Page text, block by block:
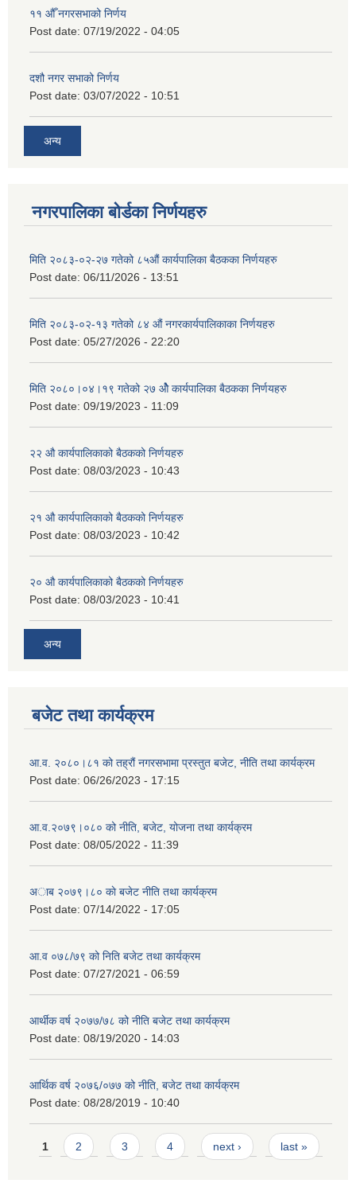
११ ‌औँ नगरसभाको निर्णय
Post date: 07/19/2022 - 04:05
दशौ नगर सभाको निर्णय
Post date: 03/07/2022 - 10:51
अन्य
नगरपालिका बोर्डका निर्णयहरु
मिति २०८३-०२-२७ गतेको ८५औं कार्यपालिका बैठकका निर्णयहरु
Post date: 06/11/2026 - 13:51
मिति २०८३-०२-१३ गतेको ८४ औं नगरकार्यपालिकाका निर्णयहरु
Post date: 05/27/2026 - 22:20
मिति २०८०।०४।१९ गतेको २७ ‌‍‌ओेै कार्यपालिका बैठकका निर्णयहरु
Post date: 09/19/2023 - 11:09
२‍२ औ कार्यपालिकाको बैठकको निर्णयहरु
Post date: 08/03/2023 - 10:43
२‍१ औ कार्यपालिकाको बैठकको निर्णयहरु
Post date: 08/03/2023 - 10:42
२‍० औ कार्यपालिकाको बैठकको निर्णयहरु
Post date: 08/03/2023 - 10:41
अन्य
बजेट तथा कार्यक्रम
आ.व. २०८०।८१ को तह्रौं नगरसभामा प्रस्तुत बजेट, नीति तथा कार्यक्रम
Post date: 06/26/2023 - 17:15
आ.व.२०७९।०८० को नीति, बजेट, योजना तथा कार्यक्रम
Post date: 08/05/2022 - 11:39
अाब २०७९।८० काे बजेट नीति तथा कार्यक्रम
Post date: 07/14/2022 - 17:05
आ.व ०७८/७९ को निति बजेट तथा कार्यक्रम
Post date: 07/27/2021 - 06:59
आर्थीक वर्ष २०७७/७८ को नीति बजेट तथा कार्यक्रम
Post date: 08/19/2020 - 14:03
आर्थिक वर्ष २०७६/०७७ को नीति, बजेट तथा कार्यक्रम
Post date: 08/28/2019 - 10:40
Pages
1 2 3 4 next › last »